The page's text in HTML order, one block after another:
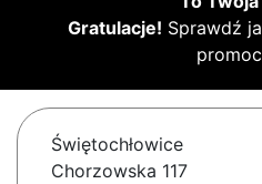
Gratulacje! Sprawdź
Świętochłowice
Chorzowska 117